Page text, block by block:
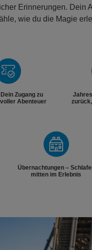
Erinnerungen. Dein
wie du die Magie
Zugang zu
Abenteuer
Übernachtungen –
mitten im Erlebnis